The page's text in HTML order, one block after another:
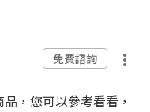
免費諮詢
，您可以參考看看，